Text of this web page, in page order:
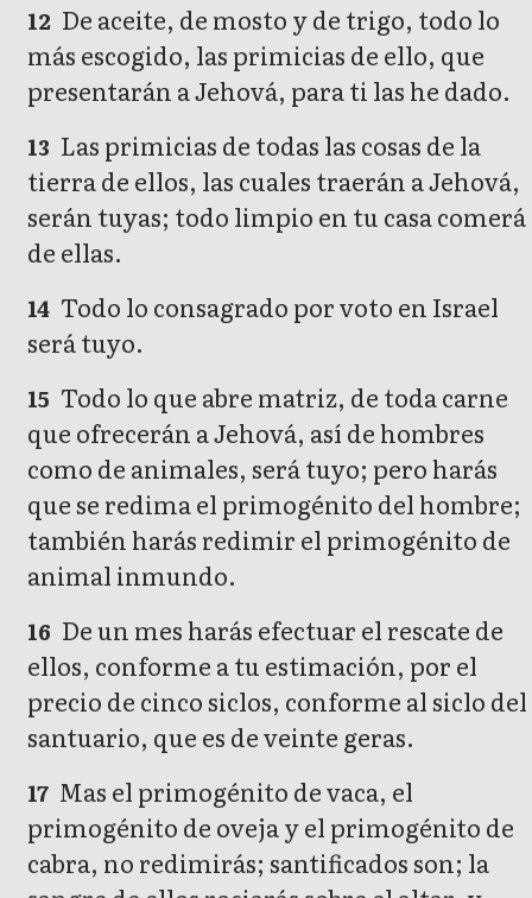
12 De aceite, de mosto y de trigo, todo lo
más escogido, las primicias de ello, que
presentarán a Jehová, para ti las he dado.
13 Las primicias de todas las cosas de la
tierra de ellos, las cuales traerán a Jehová,
serán tuyas; todo limpio en tu casa comerá
de ellas.
14 Todo lo consagrado por voto en Israel
será tuyo.
15 Todo lo que abre matriz, de toda carne
que ofrecerán a Jehová, así de hombres
como de animales, será tuyo; pero harás
que se redima el primogénito del hombre;
también harás redimir el primogénito de
animal inmundo.
16 De un mes harás efectuar el rescate de
ellos, conforme a tu estimación, por el
precio de cinco siclos, conforme al siclo del
santuario, que es de veinte geras.
17 Mas el primogénito de vaca, el
primogénito de oveja y el primogénito de
cabra, no redimirás; santificados son; la